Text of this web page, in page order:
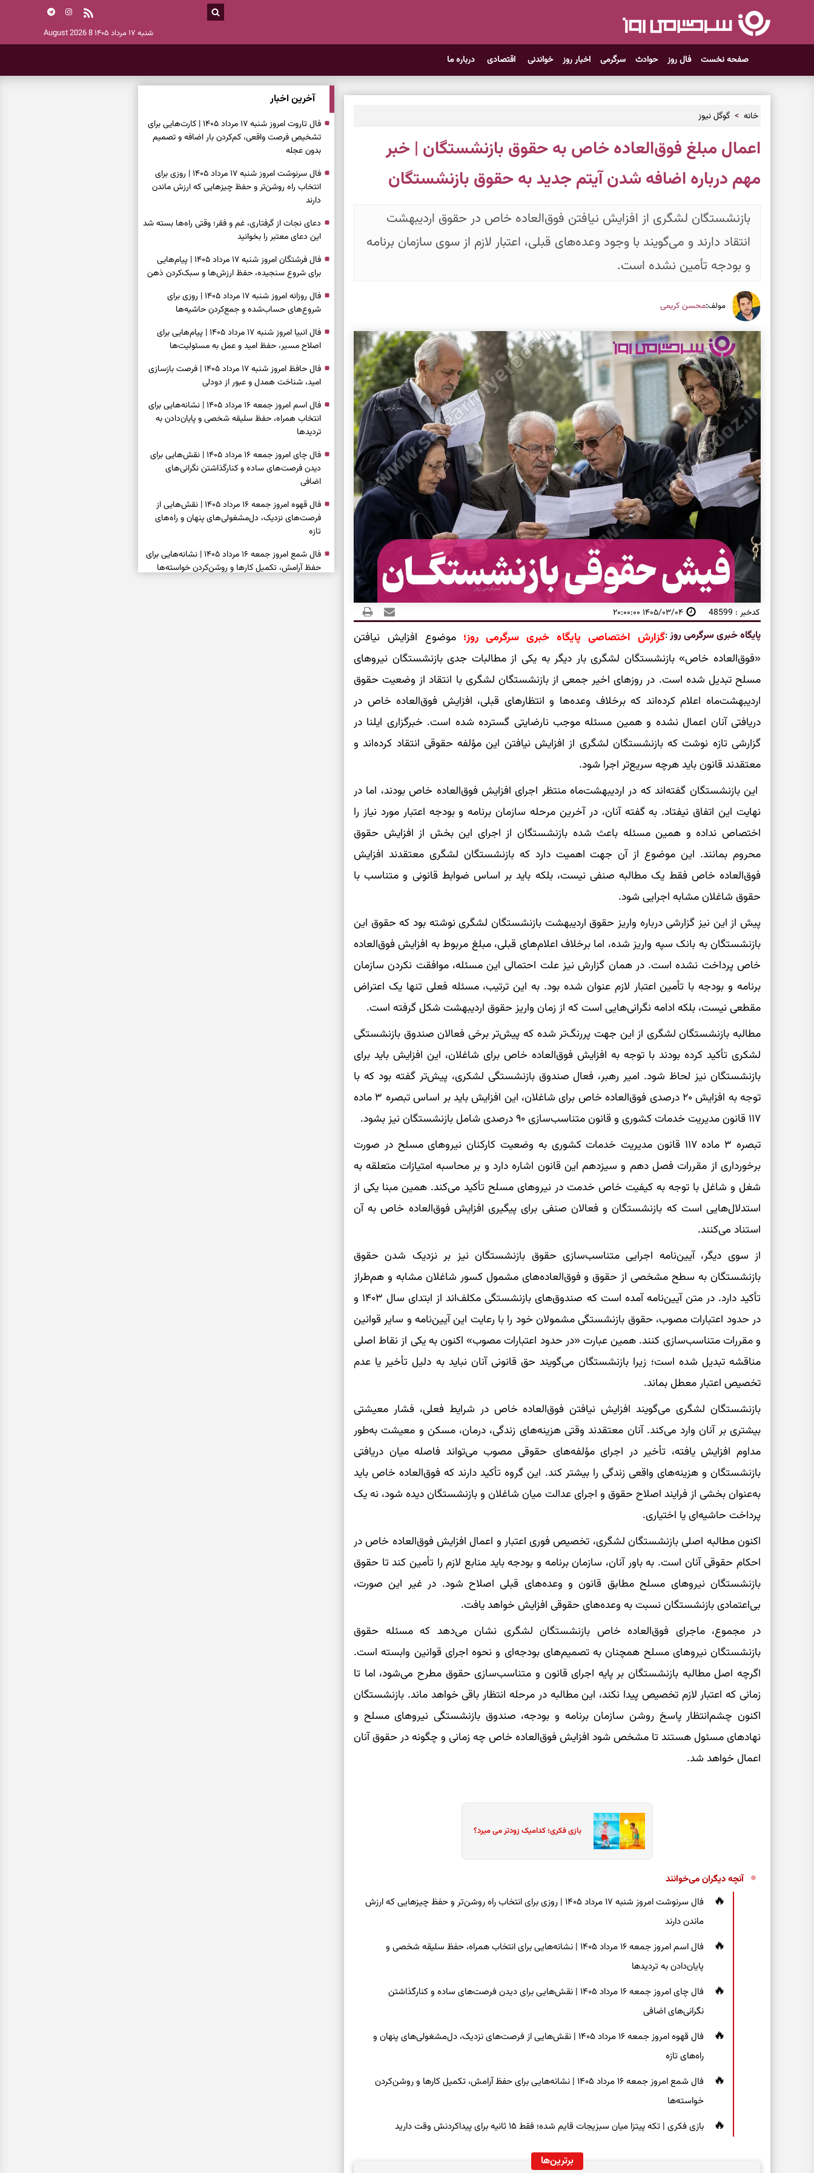
شنبه ۱۷ مرداد ۱۴۰۵ 8 August 2026
صفحه نخست فال روز حوادث سرگرمی اخبار روز خواندنی اقتصادی درباره ما
خانه گوگل نیوز
اعمال مبلغ فوق‌العاده خاص به حقوق بازنشستگان | خبر
مهم درباره اضافه شدن آیتم جدید به حقوق بازنشستگان
بازنشستگان لشگری از افزایش نیافتن فوق‌العاده خاص در حقوق اردیبهشت
انتقاد دارند و می‌گویند با وجود وعده‌های قبلی، اعتبار لازم از سوی سازمان برنامه
و بودجه تأمین نشده است.
مولف:محسن کریمی
کدخبر : 48599 ۱۴۰۵/۰۳/۰۴ ۲۰:۰۰:۰۰
پایگاه خبری سرگرمی روز:گزارش اختصاصی پایگاه خبری سرگرمی روز؛ موضوع افزایش نیافتن
«فوق‌العاده خاص» بازنشستگان لشگری بار دیگر به یکی از مطالبات جدی بازنشستگان نیروهای
مسلح تبدیل شده است. در روزهای اخیر جمعی از بازنشستگان لشگری با انتقاد از وضعیت حقوق
اردیبهشت‌ماه اعلام کرده‌اند که برخلاف وعده‌ها و انتظارهای قبلی، افزایش فوق‌العاده خاص در
دریافتی آنان اعمال نشده و همین مسئله موجب نارضایتی گسترده شده است. خبرگزاری ایلنا در
گزارشی تازه نوشت که بازنشستگان لشگری از افزایش نیافتن این مؤلفه حقوقی انتقاد کرده‌اند و
معتقدند قانون باید هرچه سریع‌تر اجرا شود.
این بازنشستگان گفته‌اند که در اردیبهشت‌ماه منتظر اجرای افزایش فوق‌العاده خاص بودند، اما در
نهایت این اتفاق نیفتاد. به گفته آنان، در آخرین مرحله سازمان برنامه و بودجه اعتبار مورد نیاز را
اختصاص نداده و همین مسئله باعث شده بازنشستگان از اجرای این بخش از افزایش حقوق
محروم بمانند. این موضوع از آن جهت اهمیت دارد که بازنشستگان لشگری معتقدند افزایش
فوق‌العاده خاص فقط یک مطالبه صنفی نیست، بلکه باید بر اساس ضوابط قانونی و متناسب با
حقوق شاغلان مشابه اجرایی شود.
پیش از این نیز گزارشی درباره واریز حقوق اردیبهشت بازنشستگان لشگری نوشته بود که حقوق این
بازنشستگان به بانک سپه واریز شده، اما برخلاف اعلام‌های قبلی، مبلغ مربوط به افزایش فوق‌العاده
خاص پرداخت نشده است. در همان گزارش نیز علت احتمالی این مسئله، موافقت نکردن سازمان
برنامه و بودجه با تأمین اعتبار لازم عنوان شده بود. به این ترتیب، مسئله فعلی تنها یک اعتراض
مقطعی نیست، بلکه ادامه نگرانی‌هایی است که از زمان واریز حقوق اردیبهشت شکل گرفته است.
مطالبه بازنشستگان لشگری از این جهت پررنگ‌تر شده که پیش‌تر برخی فعالان صندوق بازنشستگی
لشکری تأکید کرده بودند با توجه به افزایش فوق‌العاده خاص برای شاغلان، این افزایش باید برای
بازنشستگان نیز لحاظ شود. امیر رهبر، فعال صندوق بازنشستگی لشکری، پیش‌تر گفته بود که با
توجه به افزایش ۲۰ درصدی فوق‌العاده خاص برای شاغلان، این افزایش باید بر اساس تبصره ۳ ماده
۱۱۷ قانون مدیریت خدمات کشوری و قانون متناسب‌سازی ۹۰ درصدی شامل بازنشستگان نیز بشود.
تبصره ۳ ماده ۱۱۷ قانون مدیریت خدمات کشوری به وضعیت کارکنان نیروهای مسلح در صورت
برخورداری از مقررات فصل دهم و سیزدهم این قانون اشاره دارد و بر محاسبه امتیازات متعلقه به
شغل و شاغل با توجه به کیفیت خاص خدمت در نیروهای مسلح تأکید می‌کند. همین مبنا یکی از
استدلال‌هایی است که بازنشستگان و فعالان صنفی برای پیگیری افزایش فوق‌العاده خاص به آن
استناد می‌کنند.
از سوی دیگر، آیین‌نامه اجرایی متناسب‌سازی حقوق بازنشستگان نیز بر نزدیک شدن حقوق
بازنشستگان به سطح مشخصی از حقوق و فوق‌العاده‌های مشمول کسور شاغلان مشابه و هم‌طراز
تأکید دارد. در متن آیین‌نامه آمده است که صندوق‌های بازنشستگی مکلف‌اند از ابتدای سال ۱۴۰۳ و
در حدود اعتبارات مصوب، حقوق بازنشستگی مشمولان خود را با رعایت این آیین‌نامه و سایر قوانین
و مقررات متناسب‌سازی کنند. همین عبارت «در حدود اعتبارات مصوب» اکنون به یکی از نقاط اصلی
مناقشه تبدیل شده است؛ زیرا بازنشستگان می‌گویند حق قانونی آنان نباید به دلیل تأخیر یا عدم
تخصیص اعتبار معطل بماند.
بازنشستگان لشگری می‌گویند افزایش نیافتن فوق‌العاده خاص در شرایط فعلی، فشار معیشتی
بیشتری بر آنان وارد می‌کند. آنان معتقدند وقتی هزینه‌های زندگی، درمان، مسکن و معیشت به‌طور
مداوم افزایش یافته، تأخیر در اجرای مؤلفه‌های حقوقی مصوب می‌تواند فاصله میان دریافتی
بازنشستگان و هزینه‌های واقعی زندگی را بیشتر کند. این گروه تأکید دارند که فوق‌العاده خاص باید
به‌عنوان بخشی از فرایند اصلاح حقوق و اجرای عدالت میان شاغلان و بازنشستگان دیده شود، نه یک
پرداخت حاشیه‌ای یا اختیاری.
اکنون مطالبه اصلی بازنشستگان لشگری، تخصیص فوری اعتبار و اعمال افزایش فوق‌العاده خاص در
احکام حقوقی آنان است. به باور آنان، سازمان برنامه و بودجه باید منابع لازم را تأمین کند تا حقوق
بازنشستگان نیروهای مسلح مطابق قانون و وعده‌های قبلی اصلاح شود. در غیر این صورت،
بی‌اعتمادی بازنشستگان نسبت به وعده‌های حقوقی افزایش خواهد یافت.
در مجموع، ماجرای فوق‌العاده خاص بازنشستگان لشگری نشان می‌دهد که مسئله حقوق
بازنشستگان نیروهای مسلح همچنان به تصمیم‌های بودجه‌ای و نحوه اجرای قوانین وابسته است.
اگرچه اصل مطالبه بازنشستگان بر پایه اجرای قانون و متناسب‌سازی حقوق مطرح می‌شود، اما تا
زمانی که اعتبار لازم تخصیص پیدا نکند، این مطالبه در مرحله انتظار باقی خواهد ماند. بازنشستگان
اکنون چشم‌انتظار پاسخ روشن سازمان برنامه و بودجه، صندوق بازنشستگی نیروهای مسلح و
نهادهای مسئول هستند تا مشخص شود افزایش فوق‌العاده خاص چه زمانی و چگونه در حقوق آنان
اعمال خواهد شد.
بازی فکری؛ کدامیک زودتر می میرد؟
آنچه دیگران می‌خوانند
فال سرنوشت امروز شنبه ۱۷ مرداد ۱۴۰۵ | روزی برای انتخاب راه روشن‌تر و حفظ چیزهایی که ارزش
ماندن دارند
فال اسم امروز جمعه ۱۶ مرداد ۱۴۰۵ | نشانه‌هایی برای انتخاب همراه، حفظ سلیقه شخصی و
پایان‌دادن به تردیدها
فال چای امروز جمعه ۱۶ مرداد ۱۴۰۵ | نقش‌هایی برای دیدن فرصت‌های ساده و کنارگذاشتن
نگرانی‌های اضافی
فال قهوه امروز جمعه ۱۶ مرداد ۱۴۰۵ | نقش‌هایی از فرصت‌های نزدیک، دل‌مشغولی‌های پنهان و
راه‌های تازه
فال شمع امروز جمعه ۱۶ مرداد ۱۴۰۵ | نشانه‌هایی برای حفظ آرامش، تکمیل کارها و روشن‌کردن
خواسته‌ها
بازی فکری | تکه پیتزا میان سبزیجات قایم شده؛ فقط ۱۵ ثانیه برای پیداکردنش وقت دارید
برترین‌ها
آخرین اخبار
فال تاروت امروز شنبه ۱۷ مرداد ۱۴۰۵ | کارت‌هایی برای
تشخیص فرصت واقعی، کم‌کردن بار اضافه و تصمیم
بدون عجله
فال سرنوشت امروز شنبه ۱۷ مرداد ۱۴۰۵ | روزی برای
انتخاب راه روشن‌تر و حفظ چیزهایی که ارزش ماندن
دارند
دعای نجات از گرفتاری، غم و فقر؛ وقتی راه‌ها بسته شد
این دعای معتبر را بخوانید
فال فرشتگان امروز شنبه ۱۷ مرداد ۱۴۰۵ | پیام‌هایی
برای شروع سنجیده، حفظ ارزش‌ها و سبک‌کردن ذهن
فال روزانه امروز شنبه ۱۷ مرداد ۱۴۰۵ | روزی برای
شروع‌های حساب‌شده و جمع‌کردن حاشیه‌ها
فال انبیا امروز شنبه ۱۷ مرداد ۱۴۰۵ | پیام‌هایی برای
اصلاح مسیر، حفظ امید و عمل به مسئولیت‌ها
فال حافظ امروز شنبه ۱۷ مرداد ۱۴۰۵ | فرصت بازسازی
امید، شناخت همدل و عبور از دودلی
فال اسم امروز جمعه ۱۶ مرداد ۱۴۰۵ | نشانه‌هایی برای
انتخاب همراه، حفظ سلیقه شخصی و پایان‌دادن به
تردیدها
فال چای امروز جمعه ۱۶ مرداد ۱۴۰۵ | نقش‌هایی برای
دیدن فرصت‌های ساده و کنارگذاشتن نگرانی‌های
اضافی
فال قهوه امروز جمعه ۱۶ مرداد ۱۴۰۵ | نقش‌هایی از
فرصت‌های نزدیک، دل‌مشغولی‌های پنهان و راه‌های
تازه
فال شمع امروز جمعه ۱۶ مرداد ۱۴۰۵ | نشانه‌هایی برای
حفظ آرامش، تکمیل کارها و روشن‌کردن خواسته‌ها